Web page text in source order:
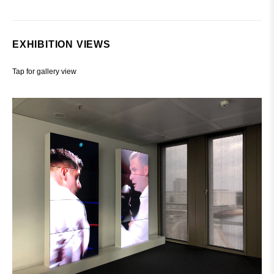
„Stellvertreter", die von Goldbach so benannten
Niklas Goldbach führt uns mit dem Titel auf eine falsche
mittels aufwendiger Postproduktion zusammengesetzt
wurde. So verschiebt sich die Bedeutungsebene hin zu
einem Kampf mit sich selbst. Goldbach gelingt es, für die
Situation des Einzelnen in unserer Gesellschaft, die
physisch, psychisch oder moralisch zu viel abverlangt,
ein anti-heroisches Sinnbild zu kreieren. In der räumlich-
installativen Anordnung wird der Betrachter Zeuge eines
Zwiegesprächs und wechselt seine Perspektive hin zu
sich selbst, zur eigenen Stimme im Kopf: Behauptung
und Selbstbehauptung, unterlegen bin ich überlegen.
Wenn ich mich von außen sehe, mich mit mir selbst
kämpfen sehe, mit meinem Bild und meinem Abbild,
dann bin ich der Betrachter, der Anwalt meiner selbst, in
EXHIBITION VIEWS
Tap for gallery view